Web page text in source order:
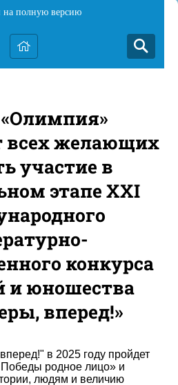
на полную версию
всех желающих
участие в
этапе XXI
конкурса
и юношества
вперед!»
в 2025 году пройдет
родное лицо» и
людям и величию